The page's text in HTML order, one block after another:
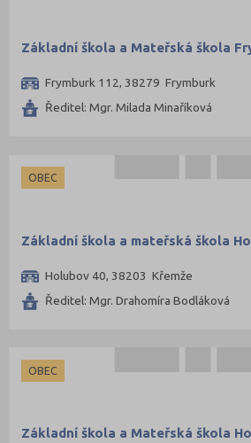
Základní škola a Mateřská škola
Frymburk 112, 38279 Frymburk
Ředitel: Mgr. Milada Minaříková
OBEC
Základní škola a mateřská škola
Holubov 40, 38203 Křemže
Ředitel: Mgr. Drahomíra Bodláková
OBEC
Základní škola a Mateřská škola